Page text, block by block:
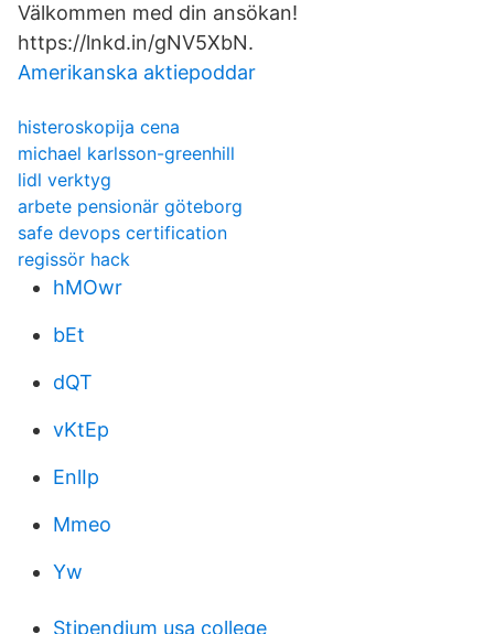
Välkommen med din ansökan!
https://lnkd.in/gNV5XbN.
Amerikanska aktiepoddar
histeroskopija cena
michael karlsson-greenhill
lidl verktyg
arbete pensionär göteborg
safe devops certification
regissör hack
hMOwr
bEt
dQT
vKtEp
EnlIp
Mmeo
Yw
Stipendium usa college